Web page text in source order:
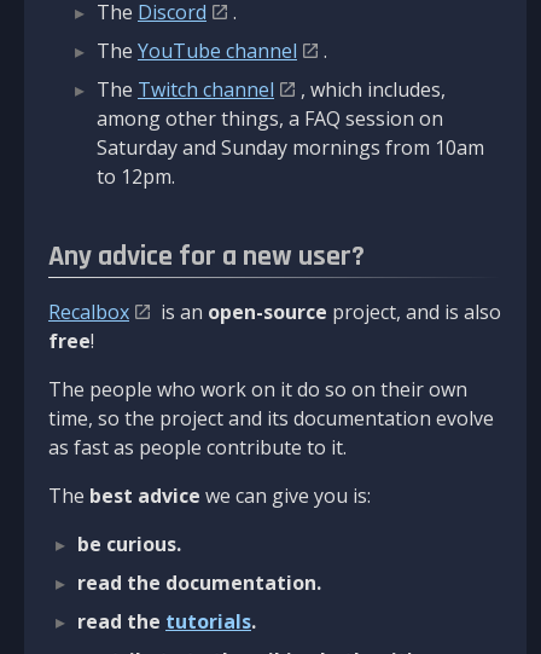
The Discord
.
The YouTube channel
.
The Twitch channel
, which includes,
among other things, a FAQ session on
Saturday and Sunday mornings from 10am
to 12pm.
Any advice for a new user?
Recalbox is an open-source project, and is also
free!
The people who work on it do so on their own
time, so the project and its documentation evolve
as fast as people contribute to it.
The best advice we can give you is:
be curious.
read the documentation.
read the tutorials.